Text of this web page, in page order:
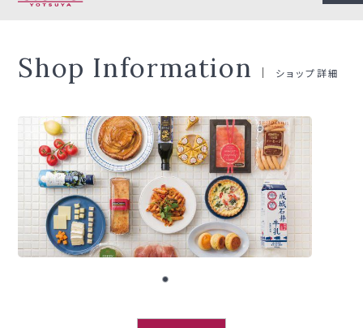
Shop Information ショップ詳細